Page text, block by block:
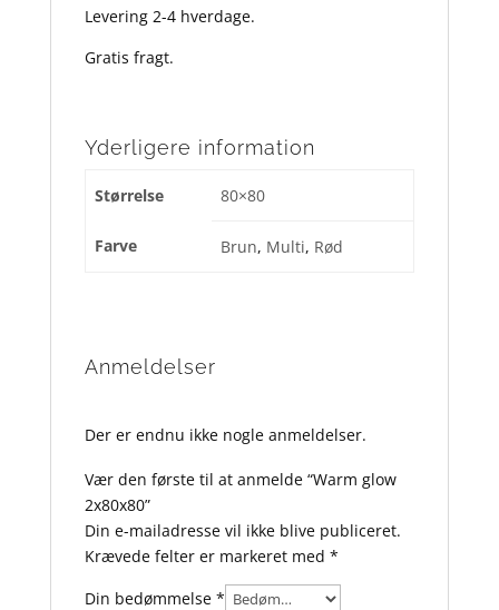
Levering 2-4 hverdage.
Gratis fragt.
Yderligere information
Størrelse 80×80
Farve Brun, Multi, Rød
Anmeldelser
Der er endnu ikke nogle anmeldelser.
Vær den første til at anmelde “Warm glow
2x80x80”
Din e-mailadresse vil ikke blive publiceret.
Krævede felter er markeret med *
Din bedømmelse *